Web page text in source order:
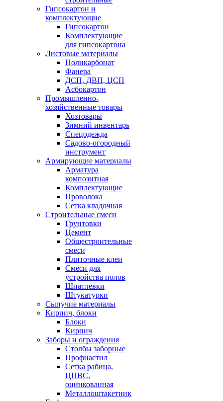
Гипсокартон и
комплектующие
Гипсокартон
Комплектующие
для гипсокартона
Листовые материалы
Поликарбонат
Фанера
ДСП, ДВП, ЦСП
Асбокартон
Промышленно-
хозяйственные товары
Хозтовары
Зимний инвентарь
Спецодежда
Садово-огородный
инструмент
Армирующие материалы
Арматура
композитная
Комплектующие
Проволока
Сетка кладочная
Строительные смеси
Грунтовки
Цемент
Общестроительные
смеси
Плиточные клеи
Смеси для
устройства полов
Шпатлевки
Штукатурки
Сыпучие материалы
Кирпич, блоки
Блоки
Кирпич
Заборы и ограждения
Столбы заборные
Профнастил
Сетка рабица,
ЦПВС,
оцинкованная
Металлоштакетник